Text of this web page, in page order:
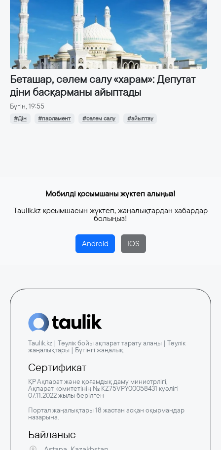
Беташар, сәлем салу «харам»: Депутат
діни басқарманы айыптады
Бүгін, 19:55
#Дін #парламент #сәлем салу #айыптау
Мобилді қосымшаны жүктеп алыңыз!
Taulik.kz қосымшасын жүктеп, жаңалықтардан хабардар
болыңыз!
Android IOS
Taulik.kz | Тәулік бойы ақпарат тарату алаңы | Тәулік
жаңалықтары | Бүгінгі жаңалық
Сертификат
ҚР Ақпарат және қоғамдық даму министрлігі,
Ақпарат комитетінің № KZ75VPY00058431 куәлігі
07.11.2022 жылы берілген
Портал жаңалықтары 18 жастан асқан оқырмандар
назарына.
Байланыс